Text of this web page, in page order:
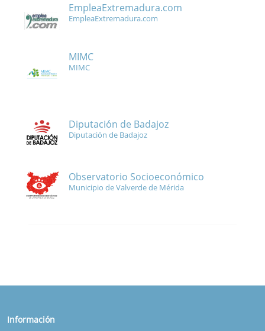
EmpleaExtremadura.com
EmpleaExtremadura.com
MIMC
MIMC
Diputación de Badajoz
Diputación de Badajoz
Observatorio Socioeconómico
Municipio de Valverde de Mérida
Información